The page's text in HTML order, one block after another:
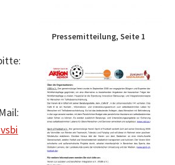
Pressemitteilung, Seite 1